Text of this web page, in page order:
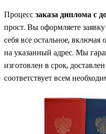
Процессзаказа диплома с
прост. Вы оформляете
себя все остальное,
на указанный адрес. Мы
изготовлен в срок,
соответствует всем